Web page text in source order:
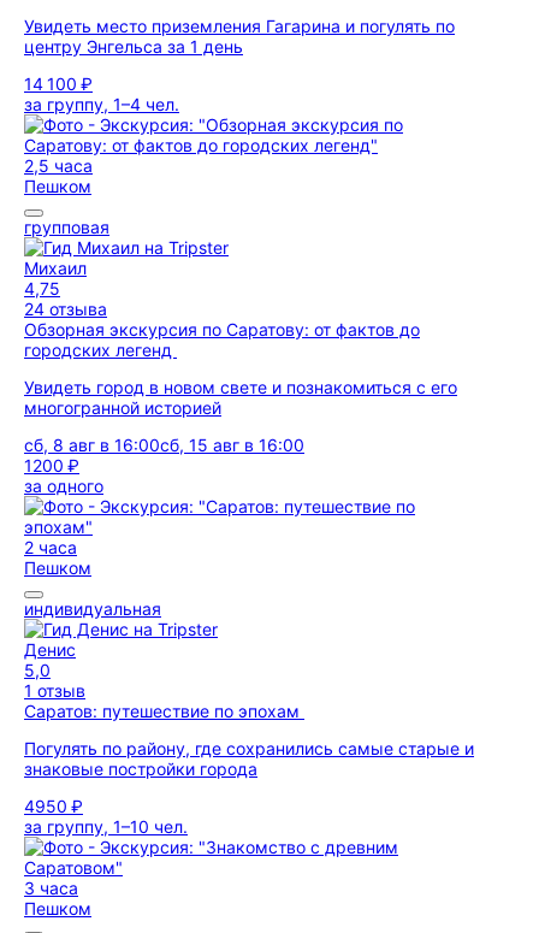
Увидеть место приземления Гагарина и погулять по
центру Энгельса за 1 день
14 100 ₽
за группу, 1–4 чел.
2,5 часа
Пешком
групповая
Михаил
4,75
24 отзыва
Обзорная экскурсия по Саратову: от фактов до
городских легенд
Увидеть город в новом свете и познакомиться с его
многогранной историей
сб, 8 авг в 16:00сб, 15 авг в 16:00
1200 ₽
за одного
2 часа
Пешком
индивидуальная
Денис
5,0
1 отзыв
Саратов: путешествие по эпохам
Погулять по району, где сохранились самые старые и
знаковые постройки города
4950 ₽
за группу, 1–10 чел.
3 часа
Пешком